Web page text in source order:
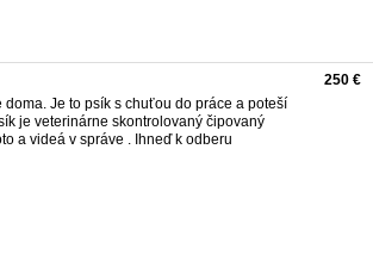
Je to psík s chuťou do práce a poteší
je veterinárne skontrolovaný čipovaný
a videá v správe . Ihneď k odberu
250 €